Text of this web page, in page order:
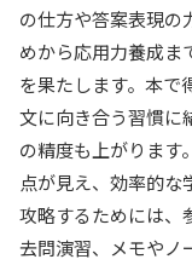
の仕方や答案表現の
めから応用力養成ま
を果たします。本で
文に向き合う習慣に
の精度も上がります
点が見え、効率的な
攻略するためには、
去問演習、メモやノ